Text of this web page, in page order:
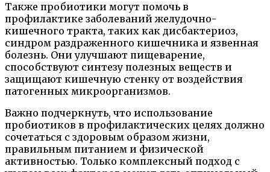
Также пробиотики могут помочь в
профилактике заболеваний желудочно-
кишечного тракта, таких как дисбактериоз,
синдром раздраженного кишечника и язвенная
болезнь. Они улучшают пищеварение,
способствуют синтезу полезных веществ и
защищают кишечную стенку от воздействия
патогенных микроорганизмов.
Важно подчеркнуть, что использование
пробиотиков в профилактических целях должно
сочетаться с здоровым образом жизни,
правильным питанием и физической
активностью. Только комплексный подход с